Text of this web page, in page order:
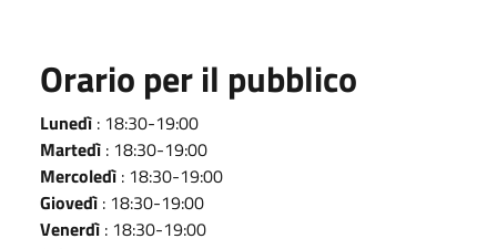
Orario per il pubblico
Lunedì : 18:30-19:00
Martedì : 18:30-19:00
Mercoledì : 18:30-19:00
Giovedì : 18:30-19:00
Venerdì : 18:30-19:00